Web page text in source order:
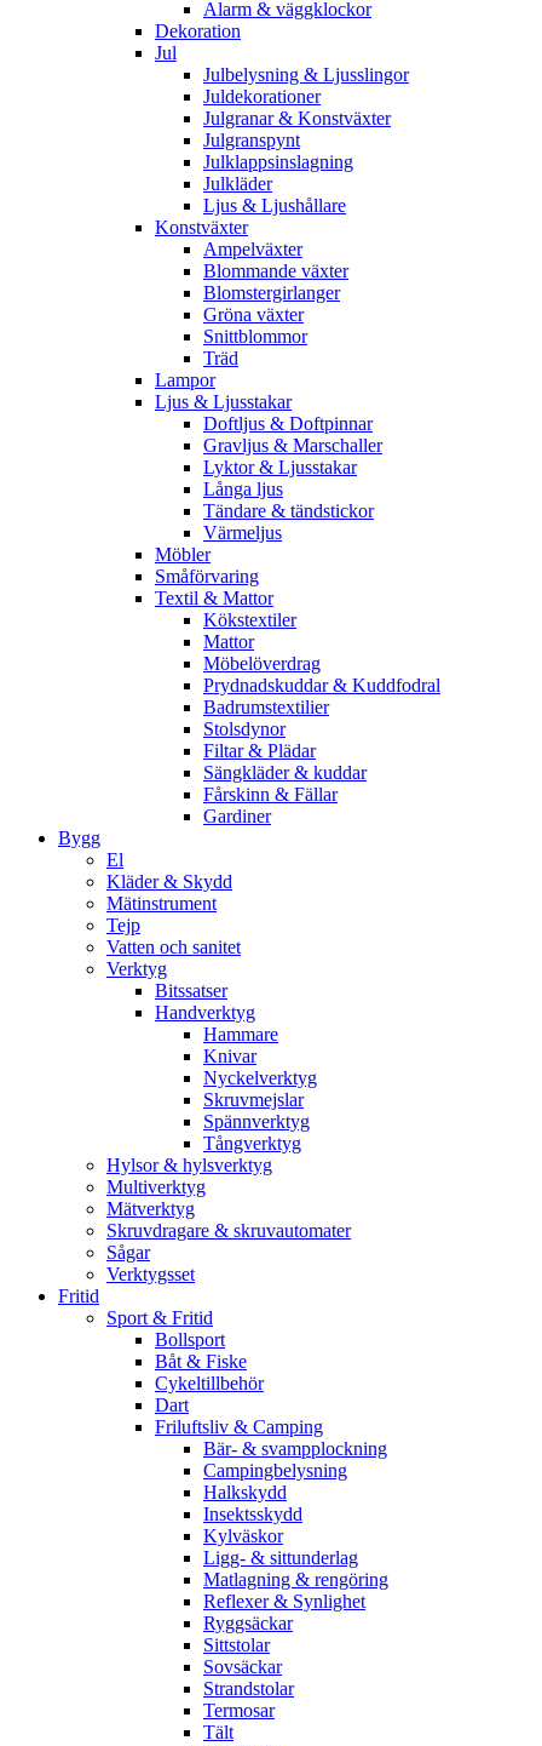
Alarm & väggklockor
Dekoration
Jul
Julbelysning & Ljusslingor
Juldekorationer
Julgranar & Konstväxter
Julgranspynt
Julklappsinslagning
Julkläder
Ljus & Ljushållare
Konstväxter
Ampelväxter
Blommande växter
Blomstergirlanger
Gröna växter
Snittblommor
Träd
Lampor
Ljus & Ljusstakar
Doftljus & Doftpinnar
Gravljus & Marschaller
Lyktor & Ljusstakar
Långa ljus
Tändare & tändstickor
Värmeljus
Möbler
Småförvaring
Textil & Mattor
Kökstextiler
Mattor
Möbelöverdrag
Prydnadskuddar & Kuddfodral
Badrumstextilier
Stolsdynor
Filtar & Plädar
Sängkläder & kuddar
Fårskinn & Fällar
Gardiner
Bygg
El
Kläder & Skydd
Mätinstrument
Tejp
Vatten och sanitet
Verktyg
Bitssatser
Handverktyg
Hammare
Knivar
Nyckelverktyg
Skruvmejslar
Spännverktyg
Tångverktyg
Hylsor & hylsverktyg
Multiverktyg
Mätverktyg
Skruvdragare & skruvautomater
Sågar
Verktygsset
Fritid
Sport & Fritid
Bollsport
Båt & Fiske
Cykeltillbehör
Dart
Friluftsliv & Camping
Bär- & svampplockning
Campingbelysning
Halkskydd
Insektsskydd
Kylväskor
Ligg- & sittunderlag
Matlagning & rengöring
Reflexer & Synlighet
Ryggsäckar
Sittstolar
Sovsäckar
Strandstolar
Termosar
Tält